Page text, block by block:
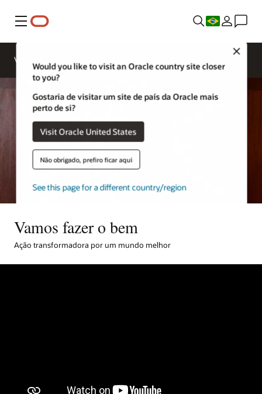
Menu
Would you like to visit an Oracle country site closer
to you?
Gostaria de visitar um site de país da Oracle mais
perto de si?
Visit Oracle United States
Não obrigado, prefiro ficar aqui
See this page for a different country/region
Visão geral
Vamos fazer o bem
Ação transformadora por um mundo melhor